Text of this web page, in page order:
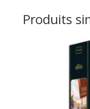
Produits